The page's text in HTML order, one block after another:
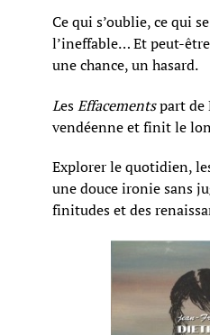
Ce qui s’oublie, ce qui
l’ineffable… Et peut-
une chance, un hasard.
LesEffacementspart de
vendéenne et finit le
Explorer le quotidien,
une douce ironie sans
finitudes et des